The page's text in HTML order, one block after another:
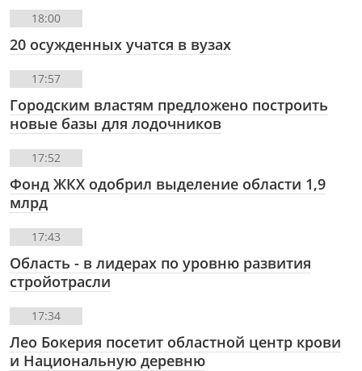
18:00
20 осужденных учатся в вузах
17:57
Городским властям предложено построить
новые базы для лодочников
17:52
Фонд ЖКХ одобрил выделение области 1,9
млрд
17:43
Область - в лидерах по уровню развития
стройотрасли
17:34
Лео Бокерия посетит областной центр крови
и Национальную деревню